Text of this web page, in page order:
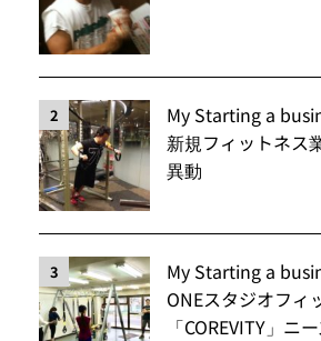
2
My Starting a
新規フィットネス
異動
3
My Starting a
ONEスタジオフィ
「COREVITY」ニ